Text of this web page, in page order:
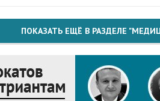
ПОКАЗАТЬ ЕЩЁ В РАЗДЕЛЕ